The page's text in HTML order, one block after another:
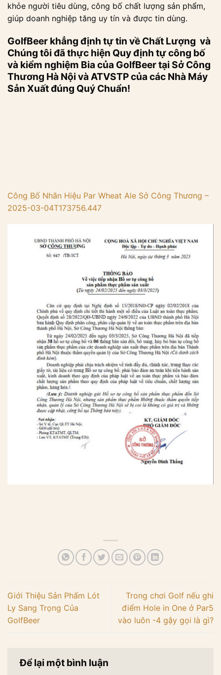
khỏe người tiêu dùng, công bố chất lượng sản phẩm,
giúp doanh nghiệp tăng uy tín và được tin dùng.
GolfBeer khẳng định tự tin về Chất Lượng và
Chúng tôi đã thực hiện Quy định tự công bố
và kiểm nghiệm Bia của GolfBeer tại Sở Công
Thương Hà Nội và ATVSTP của các Nhà Máy
Sản Xuất đúng Quý Chuẩn!
Công Bố Nhãn Hiệu Par Wheat Ale Sở Công Thương –
2025-03-04T173756.447
Giới Thiệu Sản Phẩm Lót
Ly Sang Trọng Của
GolfBeer
Trong chơi Golf nếu ghi
điểm Hole in One ở Par5
vào luôn -4 gậy gọi là gì?
Để lại một bình luận